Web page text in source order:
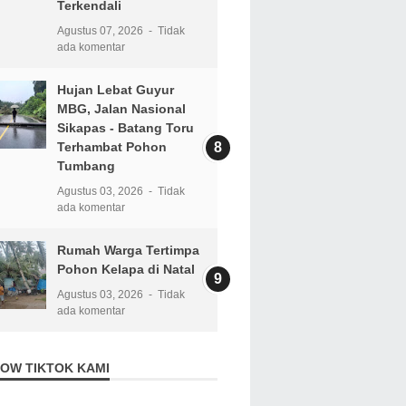
Terkendali
Agustus 07, 2026
Tidak
ada komentar
Hujan Lebat Guyur
MBG, Jalan Nasional
Sikapas - Batang Toru
Terhambat Pohon
Tumbang
Agustus 03, 2026
Tidak
ada komentar
Rumah Warga Tertimpa
Pohon Kelapa di Natal
Agustus 03, 2026
Tidak
ada komentar
TIKTOK KAMI